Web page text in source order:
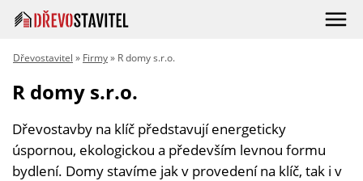
Dřevostavitel » Firmy» R domy s.r.o.
R domy s.r.o.
Dřevostavby na klíč představují energeticky
úspornou, ekologickou a především levnou formu
bydlení. Domy stavíme jak v provedení na klíč, tak i v